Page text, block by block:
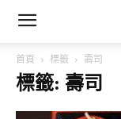
首頁 標籤 壽司
標籤: 壽司